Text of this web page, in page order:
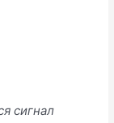
сигнал